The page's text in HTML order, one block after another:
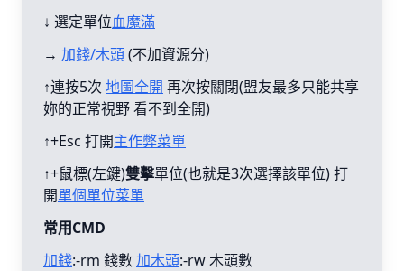
↓ 選定單位血魔滿
→ 加錢/木頭(不加資源分)
↑連按5次 地圖全開 再次按關閉(盟友最多只能共享
妳的正常視野 看不到全開)
↑+Esc 打開主作弊菜單
↑+鼠標(左鍵)雙擊單位(也就是3次選擇該單位) 打
開單個單位菜單
常用CMD
加錢:-rm 錢數加木頭:-rw 木頭數